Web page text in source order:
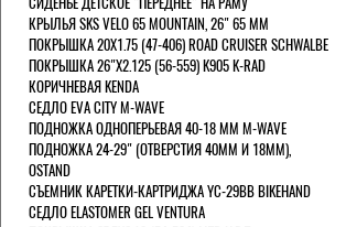
КРЫЛЬЯ SKS VELO 65 MOUNTAIN, 26" 65 ММ
ПОКРЫШКА 20X1.75 (47-406) ROAD CRUISER SCHWALBE
ПОКРЫШКА 26"Х2.125 (56-559) K905 K-RAD
КОРИЧНЕВАЯ KENDA
СЕДЛО EVA CITY M-WAVE
ПОДНОЖКА ОДНОПЕРЬЕВАЯ 40-18 ММ M-WAVE
ПОДНОЖКА 24-29" (ОТВЕРСТИЯ 40ММ И 18ММ),
OSTAND
СЪЕМНИК КАРЕТКИ-КАРТРИДЖА YC-29BB BIKEHAND
СЕДЛО ELASTOMER GEL VENTURA